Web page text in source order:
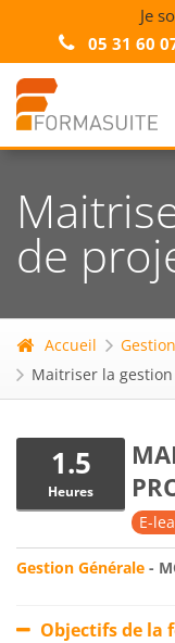
Je
05 31 60
de
Accueil Gestion
Maitriser la
1.5
Heures
E-
Gestion Générale -
Objectifs de la